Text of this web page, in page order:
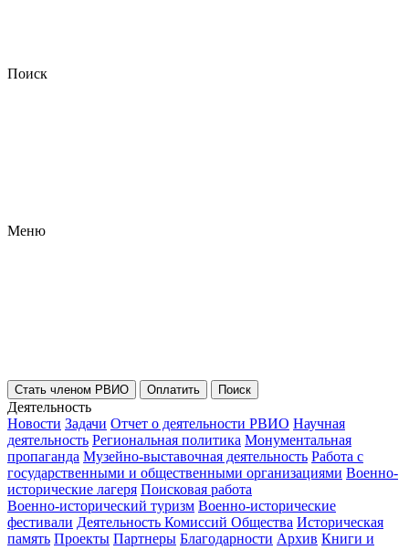
Поиск
Меню
Стать членом РВИО Оплатить Поиск
Деятельность
Новости Задачи Отчет о деятельности РВИО Научная
деятельность Региональная политика Монументальная
пропаганда Музейно-выставочная деятельность Работа с
государственными и общественными организациями Военно-
исторические лагеря Поисковая работа
Военно-исторический туризм Военно-исторические
фестивали Деятельность Комиссий Общества Историческая
память Проекты Партнеры Благодарности Архив Книги и